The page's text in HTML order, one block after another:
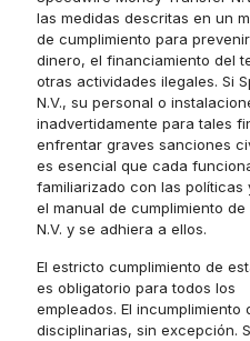
las medidas descritas en un
de cumplimiento para
dinero, el financiamiento del
otras actividades ilegales. Si
N.V., su personal o
inadvertidamente para tales
enfrentar graves sanciones
es esencial que cada
familiarizado con las
el manual de cumplimiento
N.V. y se adhiera a ellos.
El estricto cumplimiento de
es obligatorio para todos los
empleados. El incumplimiento
disciplinarias, sin excepción.